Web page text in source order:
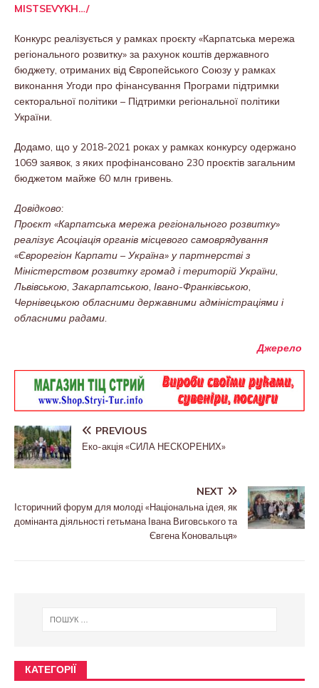
MISTSEVYKH…/
Конкурс реалізується у рамках проєкту «Карпатська мережа
регіонального розвитку» за рахунок коштів державного
бюджету, отриманих від Європейського Союзу у рамках
виконання Угоди про фінансування Програми підтримки
секторальної політики – Підтримки регіональної політики
України.
Додамо, що у 2018-2021 роках у рамках конкурсу одержано
1069 заявок, з яких профінансовано 230 проєктів загальним
бюджетом майже 60 млн гривень.
Довідково:
Проєкт «Карпатська мережа регіонального розвитку»
реалізує Асоціація органів місцевого самоврядування
«Єврорегіон Карпати – Україна» у партнерстві з
Міністерством розвитку громад і територій України,
Львівською, Закарпатською, Івано-Франківською,
Чернівецькою обласними державними адміністраціями і
обласними радами.
Джерело
PREVIOUS
Еко-акція «СИЛА НЕСКОРЕНИХ»
NEXT
Історичний форум для молоді «Національна ідея, як
домінанта діяльності гетьмана Івана Виговського та
Євгена Коновальця»
КАТЕГОРІЇ